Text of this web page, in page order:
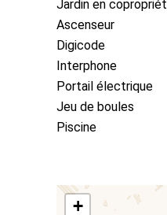
Jardin en
Ascenseur
Digicode
Interphone
Portail électrique
Jeu de boules
Piscine
+